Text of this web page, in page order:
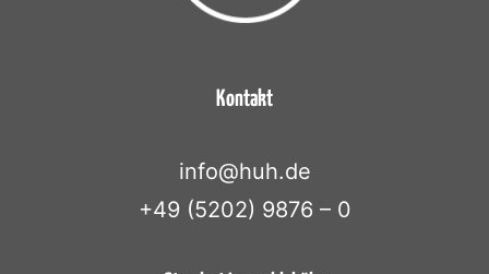
Kontakt
info@huh.de
+49 (5202) 9876 – 0